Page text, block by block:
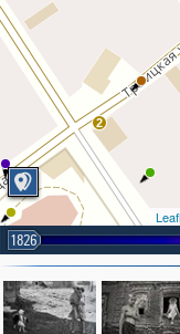
2
2
4
1826